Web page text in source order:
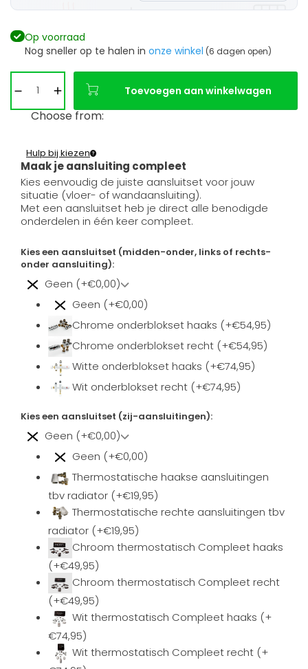
Op voorraad
Nog sneller op te halen in onze winkel (6 dagen open)
Toevoegen aan winkelwagen
Choose from:
Maak je aansluiting compleet
Hulp bij kiezen
Kies eenvoudig de juiste aansluitset voor jouw
situatie (vloer- of wandaansluiting).
Met een aansluitset heb je direct alle benodigde
onderdelen in één keer compleet.
Kies een aansluitset (midden-onder, links of rechts-
onder aansluiting):
Geen (+€0,00)
Geen (+€0,00)
Chrome onderblokset haaks (+€54,95)
Chrome onderblokset recht (+€54,95)
Witte onderblokset haaks (+€74,95)
Wit onderblokset recht (+€74,95)
Kies een aansluitset (zij-aansluitingen):
Geen (+€0,00)
Geen (+€0,00)
Thermostatische haakse aansluitingen
tbv radiator (+€19,95)
Thermostatische rechte aansluitingen tbv
radiator (+€19,95)
Chroom thermostatisch Compleet haaks
(+€49,95)
Chroom thermostatisch Compleet recht
(+€49,95)
Wit thermostatisch Compleet haaks (+
€74,95)
Wit thermostatisch Compleet recht (+